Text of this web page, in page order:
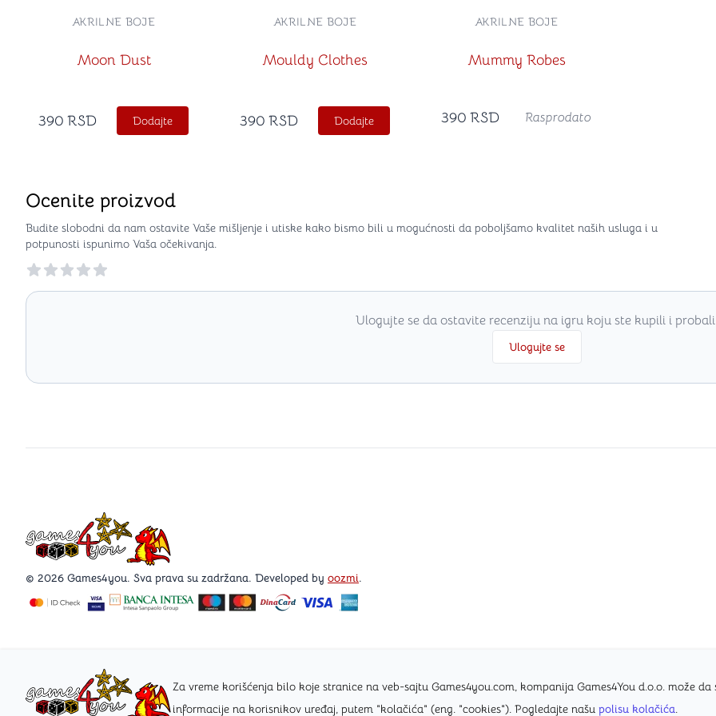
Za vreme korišćenja bilo koje stranice na veb-sajtu Games4you.com, kompanija Games4You d.o.o. može da
informacije na korisnikov uređaj, putem "kolačića" (eng. "cookies"). Pogledajte našu polisu kolačića.
Moon Dust
AKRILNE BOJE
390 RSD Dodajte
Mouldy Clothes
AKRILNE BOJE
390 RSD Dodajte
Mummy Robes
AKRILNE BOJE
390 RSD Rasprodato
Ocenite proizvod
Budite slobodni da nam ostavite Vaše mišljenje i utiske kako bismo bili u mogućnosti da poboljšamo kvalitet naših usluga i u
potpunosti ispunimo Vaša očekivanja.
Reviews
Ulogujte se da ostavite recenziju na igru koju ste kupili i
Ulogujte se
Games4you logo
© 2026 Games4you. Sva prava su zadržana. Developed by oozmi.